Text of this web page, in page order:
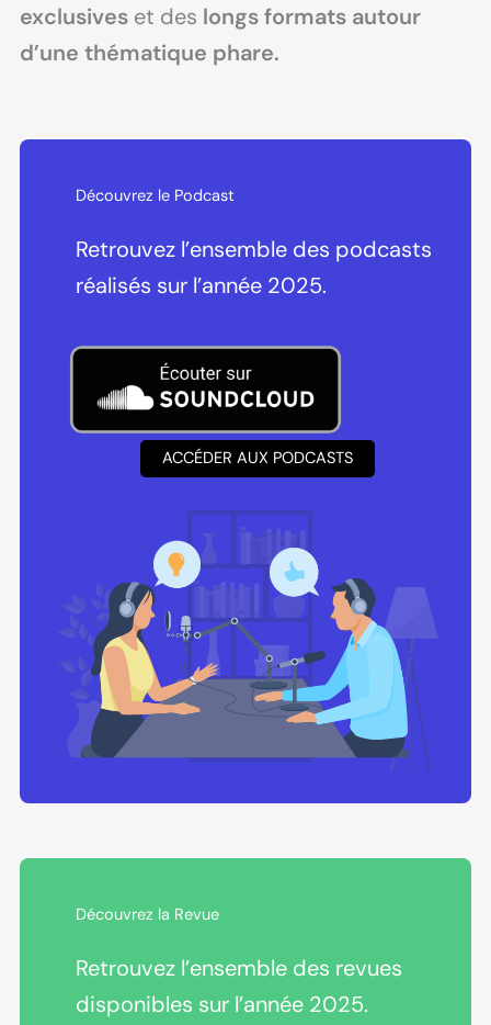
exclusiveset des longs formats autour
d’une thématique phare.
Découvrez le Podcast
Retrouvez l’ensemble des podcasts
réalisés sur l’année 2025.
ACCÉDER AUX PODCASTS
Découvrez la Revue
Retrouvez l’ensemble des revues
disponibles sur l’année 2025.